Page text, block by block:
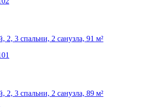
2, 3 спальни, 2 санузла, 91 м²
2, 3 спальни, 2 санузла, 89 м²